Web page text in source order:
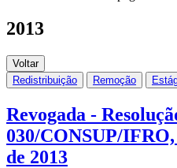
2013
Voltar
Redistribuição
Remoção
Revogada -
030/CONSUP/
de 2013